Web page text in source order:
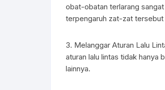
obat-obatan terlarang
terpengaruh zat-zat
3. Melanggar Aturan Lalu
aturan lalu lintas tidak hanya
lainnya.